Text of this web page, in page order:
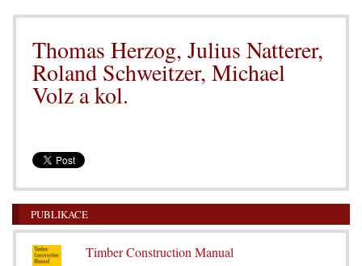
Thomas Herzog, Julius Natterer,
Roland Schweitzer, Michael
Volz a kol.
PUBLIKACE
Timber Construction Manual